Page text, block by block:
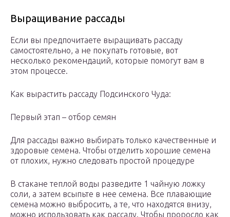
Выращивание рассады
Если вы предпочитаете выращивать рассаду
самостоятельно, а не покупать готовые, вот
несколько рекомендаций, которые помогут вам в
этом процессе.
Как вырастить рассаду Подсинского Чуда:
Первый этап – отбор семян
Для рассады важно выбирать только качественные и
здоровые семена. Чтобы отделить хорошие семена
от плохих, нужно следовать простой процедуре
В стакане теплой воды разведите 1 чайную ложку
соли, а затем всыпьте в нее семена. Все плавающие
семена можно выбросить, а те, что находятся внизу,
можно использовать как рассаду. Чтобы проросло как